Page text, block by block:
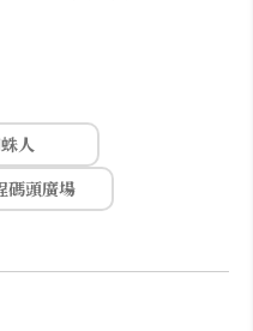
人
碼頭廣場